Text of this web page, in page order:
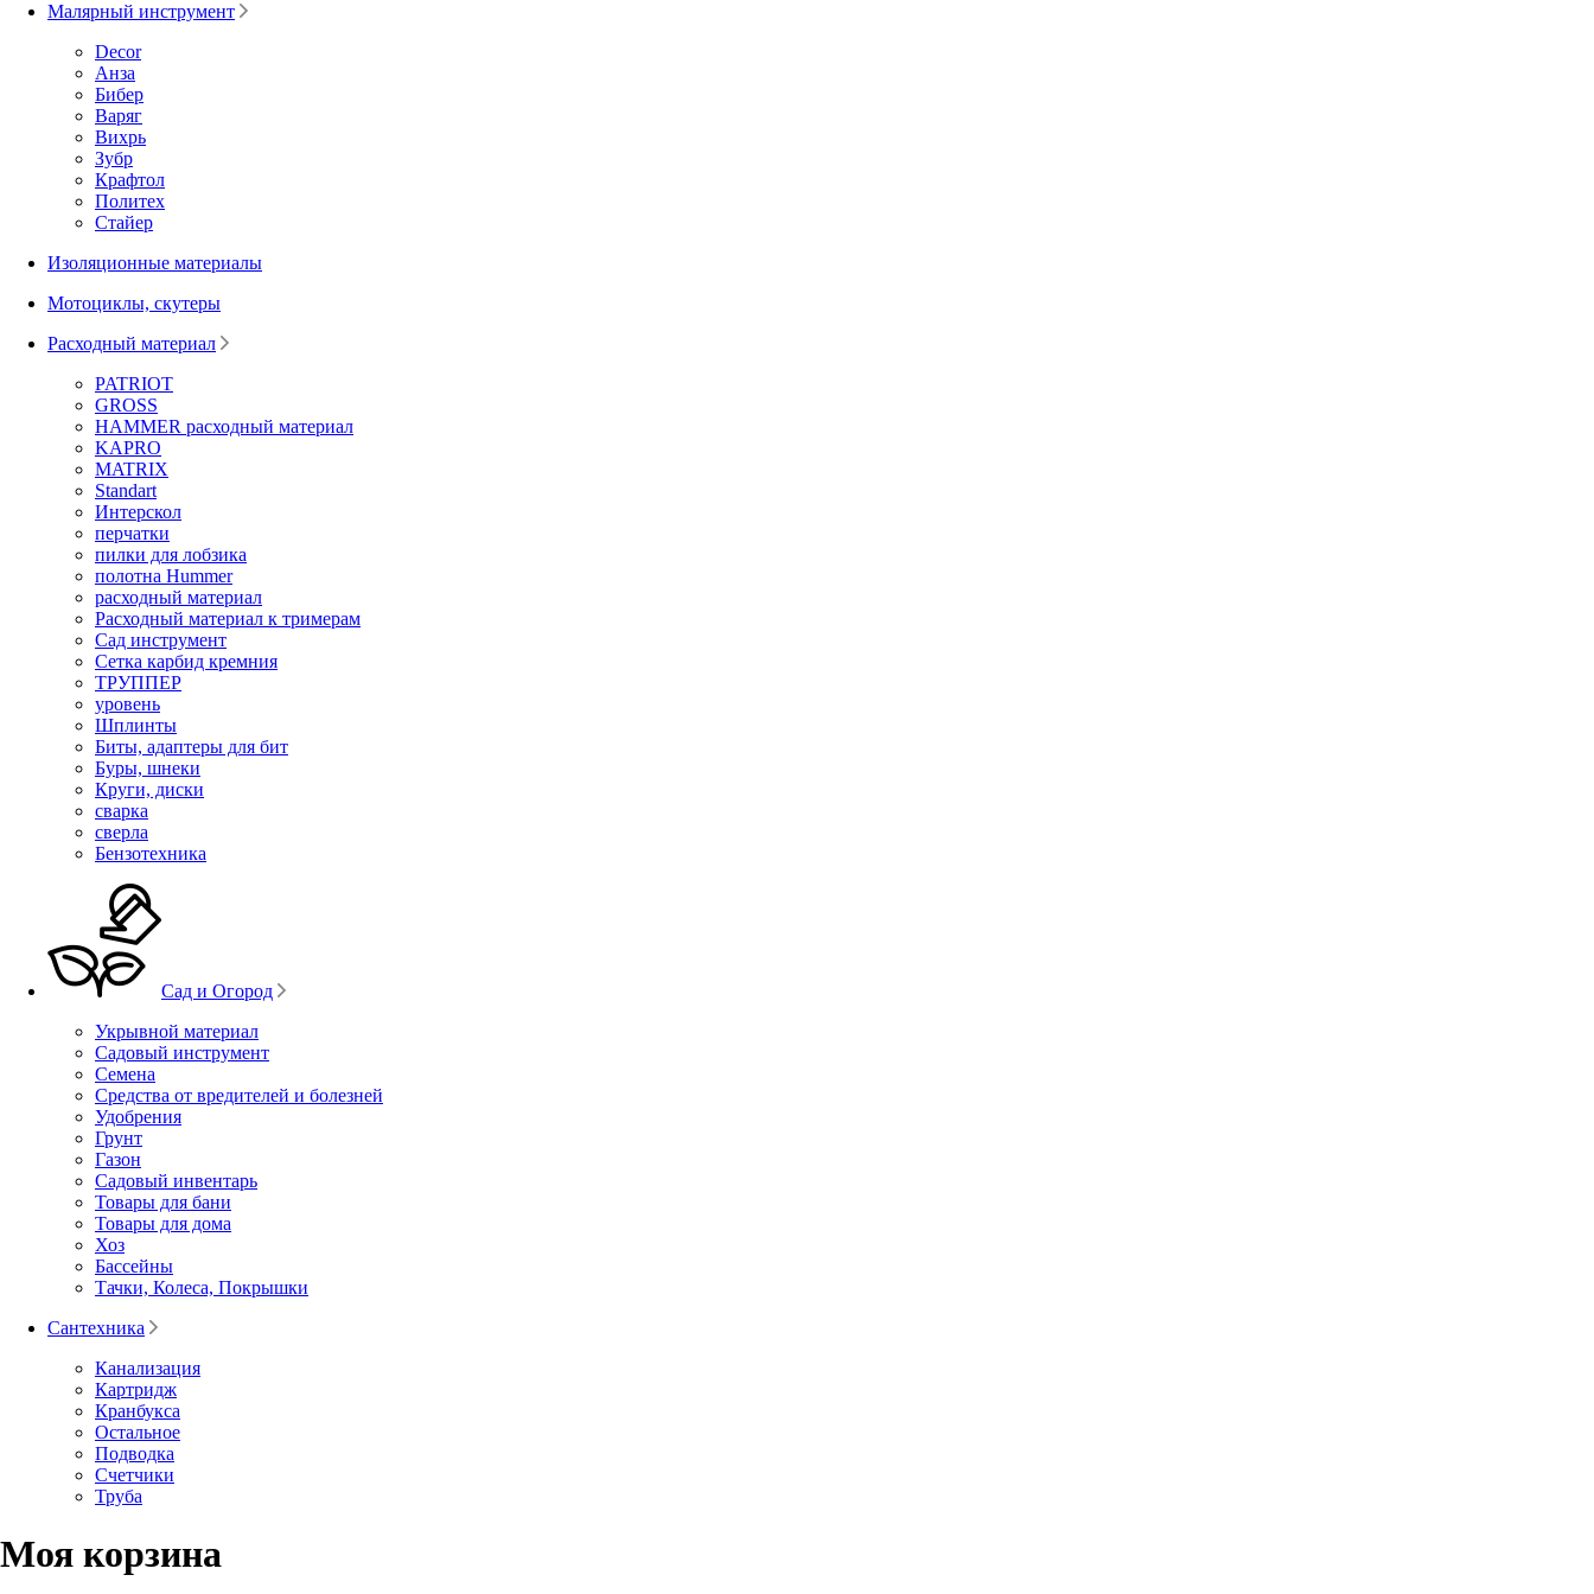
Малярный инструмент
Decor
Анза
Бибер
Варяг
Вихрь
Зубр
Крафтол
Политех
Стайер
Изоляционные материалы
Мотоциклы, скутеры
Расходный материал
PATRIOT
GROSS
HAMMER расходный материал
KAPRO
MATRIX
Standart
Интерскол
перчатки
пилки для лобзика
полотна Hummer
расходный материал
Расходный материал к тримерам
Сад инструмент
Сетка карбид кремния
ТРУППЕР
уровень
Шплинты
Биты, адаптеры для бит
Буры, шнеки
Круги, диски
сварка
сверла
Бензотехника
Сад и Огород
Укрывной материал
Садовый инструмент
Семена
Средства от вредителей и болезней
Удобрения
Грунт
Газон
Садовый инвентарь
Товары для бани
Товары для дома
Хоз
Бассейны
Тачки, Колеса, Покрышки
Сантехника
Канализация
Картридж
Кранбукса
Остальное
Подводка
Счетчики
Труба
Моя корзина